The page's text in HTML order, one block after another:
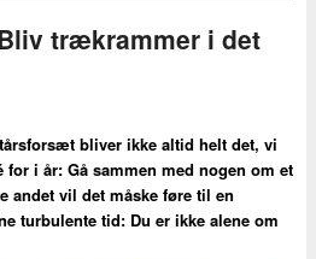
trækrammer i det
bliver ikke altid helt det, vi
for i år: Gå sammen med nogen om et
andet vil det måske føre til en
turbulente tid: Du er ikke alene om